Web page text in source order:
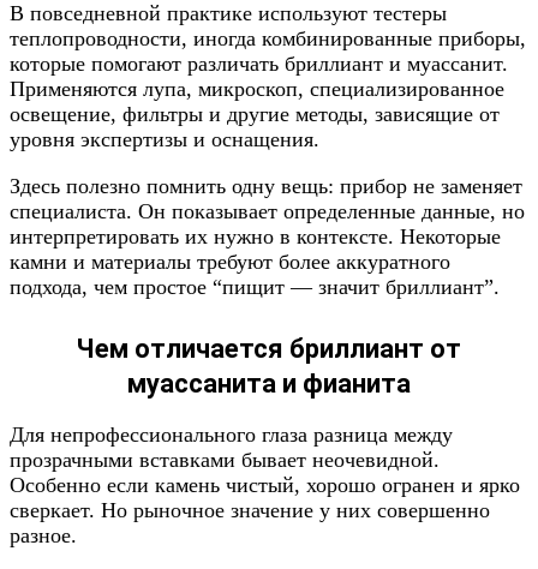
В повседневной практике используют тестеры
теплопроводности, иногда комбинированные приборы,
которые помогают различать бриллиант и муассанит.
Применяются лупа, микроскоп, специализированное
освещение, фильтры и другие методы, зависящие от
уровня экспертизы и оснащения.
Здесь полезно помнить одну вещь: прибор не заменяет
специалиста. Он показывает определенные данные, но
интерпретировать их нужно в контексте. Некоторые
камни и материалы требуют более аккуратного
подхода, чем простое “пищит — значит бриллиант”.
Чем отличается бриллиант от
муассанита и фианита
Для непрофессионального глаза разница между
прозрачными вставками бывает неочевидной.
Особенно если камень чистый, хорошо огранен и ярко
сверкает. Но рыночное значение у них совершенно
разное.